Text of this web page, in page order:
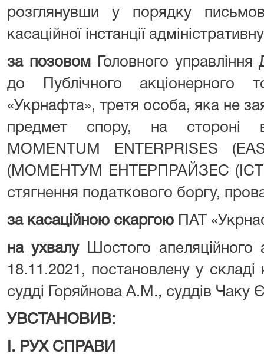
розглянувши у порядку
касаційної інстанції
за позовомГоловного управління
до Публічного акціонерного
«Укрнафта», третя особа, яка не
предмет спору, на стороні
MOMENTUM ENTERPRISES
(МОМЕНТУМ ЕНТЕРПРАЙЗЕС
стягнення податкового боргу,
за касаційною скаргою ПАТ
на ухвалуШостого апеляційного
18.11.2021, постановлену у складі
судді Горяйнова А.М., суддів Чаку
УВСТАНОВИВ:
І. РУХ СПРАВИ